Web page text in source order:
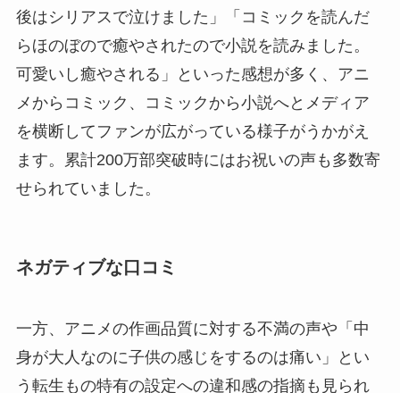
後はシリアスで泣けました」「コミックを読んだ
らほのぼので癒やされたので小説を読みました。
可愛いし癒やされる」といった感想が多く、アニ
メからコミック、コミックから小説へとメディア
を横断してファンが広がっている様子がうかがえ
ます。累計200万部突破時にはお祝いの声も多数寄
せられていました。
ネガティブな口コミ
一方、アニメの作画品質に対する不満の声や「中
身が大人なのに子供の感じをするのは痛い」とい
う転生もの特有の設定への違和感の指摘も見られ